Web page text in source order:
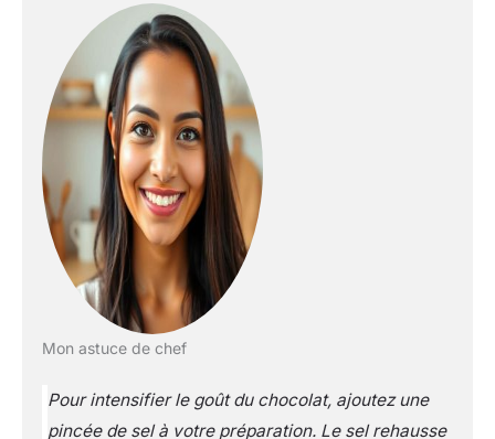
Mon astuce de chef
Pour intensifier le goût du chocolat, ajoutez une
pincée de sel à votre préparation. Le sel rehausse